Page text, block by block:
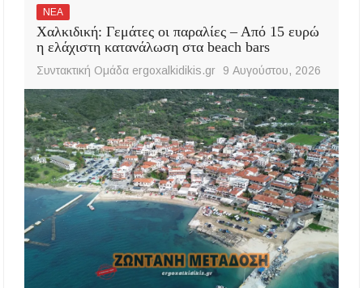
ΝΕΑ
Χαλκιδική: Γεμάτες οι παραλίες – Από 15 ευρώ
η ελάχιστη κατανάλωση στα beach bars
Συντακτική Ομάδα ergoxalkidikis.gr 9 Αυγούστου, 2026